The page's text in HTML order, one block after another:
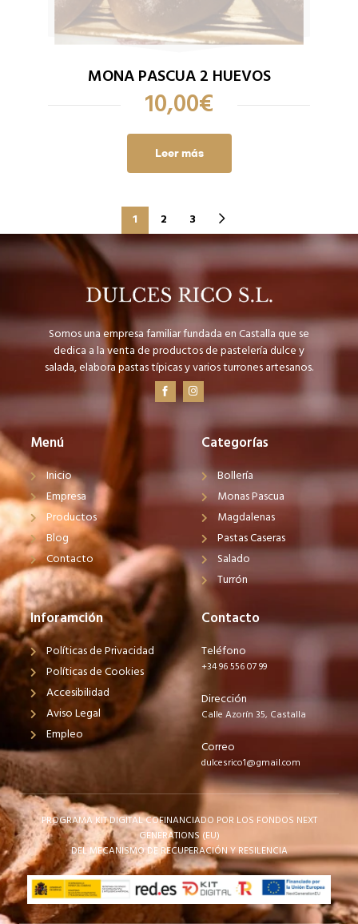
MONA PASCUA 2 HUEVOS
10,00€
Leer más
1 2 3
Somos una empresa familiar fundada en Castalla que se
dedica a la venta de productos de pastelería dulce y
salada, elabora pastas típicas y varios turrones artesanos.
Menú
Inicio
Empresa
Productos
Blog
Contacto
Categorías
Bollería
Monas Pascua
Magdalenas
Pastas Caseras
Salado
Turrón
Inforamción
Políticas de Privacidad
Políticas de Cookies
Accesibilidad
Aviso Legal
Empleo
Contacto
Teléfono
+34 96 556 07 99
Dirección
Calle Azorín 35, Castalla
Correo
dulcesrico1@gmail.com
PROGRAMA KIT DIGITAL COFINANCIADO POR LOS FONDOS NEXT
GENERATIONS (EU)
DEL MECANISMO DE RECUPERACIÓN Y RESILENCIA